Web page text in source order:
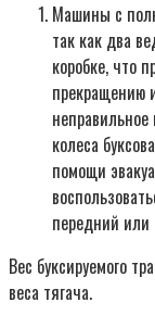
Машины с
так как два
коробке, что
прекращению
колеса
помощи
передний
Вес буксируемого
веса тягача.